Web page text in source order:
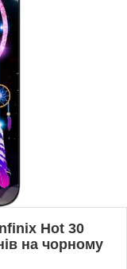
Hot 30
на чорному